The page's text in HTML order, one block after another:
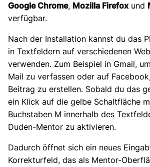
Google Chrome, Mozilla Firefoxund
verfügbar.
Nach der Installation kannst du das
in Textfeldern auf verschiedenen
verwenden. Zum Beispiel in Gmail,
Mail zu verfassen oder auf
Beitrag zu erstellen. Sobald du das
ein Klick auf die gelbe Schaltfläche
Buchstaben M innerhalb des
Duden-Mentor zu aktivieren.
Dadurch öffnet sich ein neues
Korrekturfeld, das als Mentor-